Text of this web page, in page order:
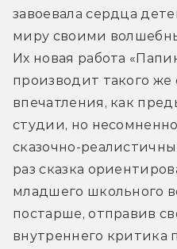
завоевала сердца
миру своими
Их новая работа
производит такого
впечатления, как
студии, но
сказочно-
раз сказка
младшего школьного
постарше, отправив
внутреннего критика